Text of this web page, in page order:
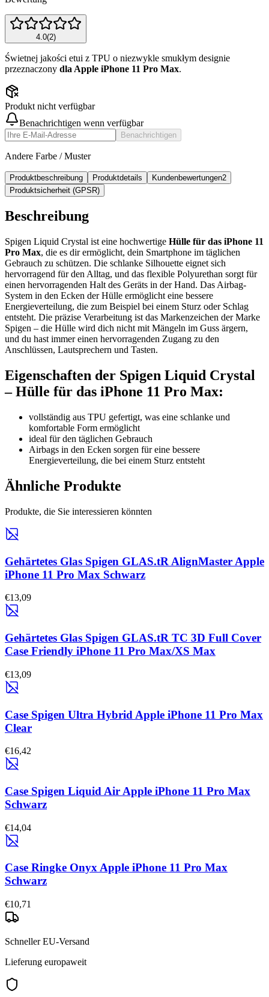
4.0(2)
Świetnej jakości etui z TPU o niezwykle smukłym designie
przeznaczony dla Apple iPhone 11 Pro Max.
Produkt nicht verfügbar
Benachrichtigen wenn verfügbar
Benachrichtigen
Andere Farbe / Muster
Produktbeschreibung Produktdetails Kundenbewertungen2
Produktsicherheit (GPSR)
Beschreibung
Spigen Liquid Crystal ist eine hochwertige Hülle für das iPhone 11
Pro Max, die es dir ermöglicht, dein Smartphone im täglichen
Gebrauch zu schützen. Die schlanke Silhouette eignet sich
hervorragend für den Alltag, und das flexible Polyurethan sorgt für
einen hervorragenden Halt des Geräts in der Hand. Das Airbag-
System in den Ecken der Hülle ermöglicht eine bessere
Energieverteilung, die zum Beispiel bei einem Sturz oder Schlag
entsteht. Die präzise Verarbeitung ist das Markenzeichen der Marke
Spigen – die Hülle wird dich nicht mit Mängeln im Guss ärgern,
und du hast immer einen hervorragenden Zugang zu den
Anschlüssen, Lautsprechern und Tasten.
Eigenschaften der Spigen Liquid Crystal
– Hülle für das iPhone 11 Pro Max:
vollständig aus TPU gefertigt, was eine schlanke und
komfortable Form ermöglicht
ideal für den täglichen Gebrauch
Airbags in den Ecken sorgen für eine bessere
Energieverteilung, die bei einem Sturz entsteht
Ähnliche Produkte
Produkte, die Sie interessieren könnten
Gehärtetes Glas Spigen GLAS.tR AlignMaster Apple
iPhone 11 Pro Max Schwarz
€13,09
Gehärtetes Glas Spigen GLAS.tR TC 3D Full Cover
Case Friendly iPhone 11 Pro Max/XS Max
€13,09
Case Spigen Ultra Hybrid Apple iPhone 11 Pro Max
Clear
€16,42
Case Spigen Liquid Air Apple iPhone 11 Pro Max
Schwarz
€14,04
Case Ringke Onyx Apple iPhone 11 Pro Max
Schwarz
€10,71
Schneller EU-Versand
Lieferung europaweit